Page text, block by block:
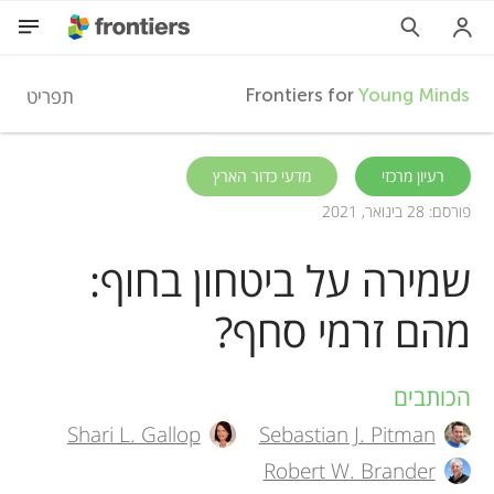
F
r
o
n
t
i
Frontiers forYoung Minds תפריט
השתתפות
רעיון מרכזי
מדעי כדור הארץ
פורסם: 28 בינואר, 2021
שמירה על ביטחון בחוף:
מהם זרמי סחף?
A
u
הכותבים
Sebastian J. Pitman
Shari L. Gallop
Robert W. Brander